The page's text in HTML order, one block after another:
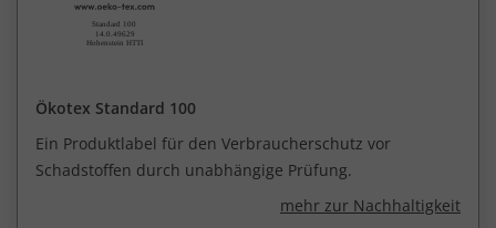
Ökotex Standard 100
Ein Produktlabel für den Verbraucherschutz vor
Schadstoffen durch unabhängige Prüfung.
mehr zur Nachhaltigkeit